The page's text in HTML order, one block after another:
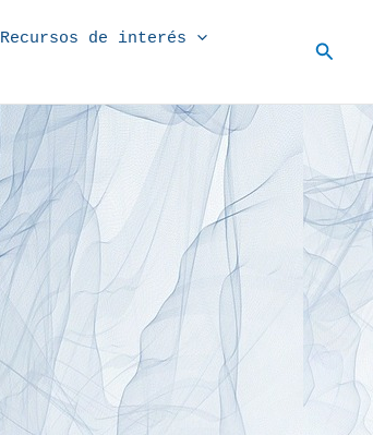
Recursos de interés